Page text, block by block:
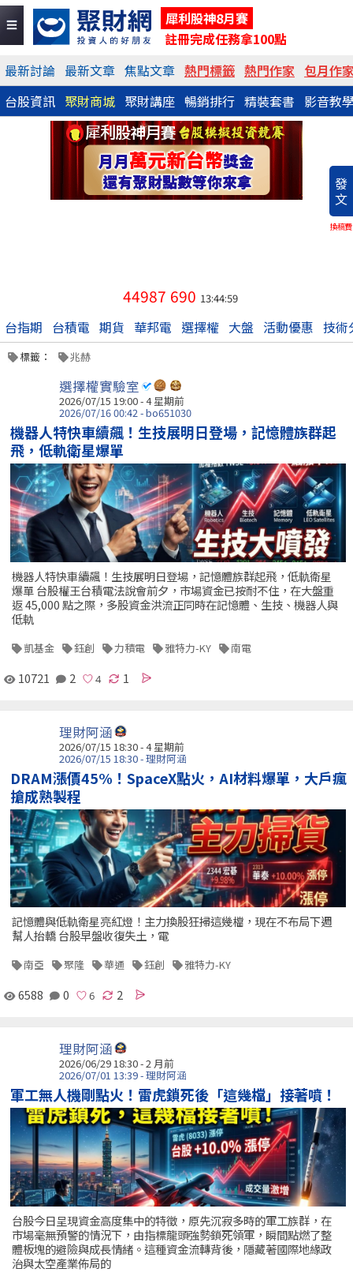
犀利股神8月賽
註冊完成任務拿100點
最新討論 最新文章 焦點文章 熱門標籤 熱門作家 包月作
台股資訊 聚財商城 聚財講座 暢銷排行 精裝套書 影音教
發
文
換稿費
44987 690 13:44:59
台指期 台積電 期貨 華邦電 選擇權 大盤 活動優惠 技術
標籤： 兆赫
選擇權實驗室
2026/07/15 19:00 - 4 星期前
2026/07/16 00:42 - bo651030
機器人特快車續飆！生技展明日登場，記憶體族群起
飛，低軌衛星爆單
機器人特快車續飆！生技展明日登場，記憶體族群起飛，低軌衛星
爆單 台股權王台積電法說會前夕，市場資金已按耐不住，在大盤重
返 45,000 點之際，多股資金洪流正同時在記憶體、生技、機器人與
低軌
凱基金 鈺創 力積電 雅特力-KY 南電
10721 2 1
理財阿涵
2026/07/15 18:30 - 4 星期前
2026/07/15 18:30 - 理財阿涵
DRAM漲價45%！SpaceX點火，AI材料爆單，大戶瘋
搶成熟製程
記憶體與低軌衛星亮紅燈！主力換股狂掃這幾檔，現在不布局下週
幫人抬轎 台股早盤收復失土，電
南亞 聚隆 華通 鈺創 雅特力-KY
6588 0 2
理財阿涵
2026/06/29 18:30 - 2 月前
2026/07/01 13:39 - 理財阿涵
軍工無人機剛點火！雷虎鎖死後「這幾檔」接著噴！
台股今日呈現資金高度集中的特徵，原先沉寂多時的軍工族群，在
市場毫無預警的情況下，由指標龍頭強勢鎖死領軍，瞬間點燃了整
體板塊的避險與成長情緒。這種資金流轉背後，隱藏著國際地緣政
治與太空產業佈局的